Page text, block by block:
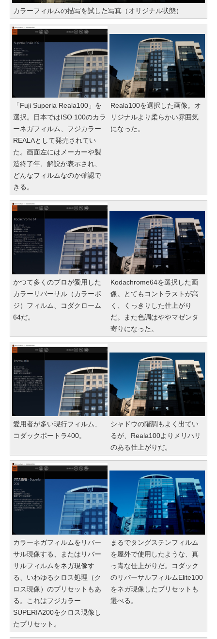
カラーフィルムの描写を試した写真（オリジナル状態）
「Fuji Superia Reala100」を
選択。日本ではISO 100のカラ
ーネガフィルム、フジカラー
REALAとして発売されてい
た。画面左にはメーカーや製
造終了年、解説が表示され、
どんなフィルムなのか確認で
きる。
Reala100を選択した画像。オ
リジナルより柔らかい雰囲気
になった。
かつて多くのプロが愛用した
カラーリバーサル（カラーポ
ジ）フィルム、コダクローム
64だ。
Kodachrome64を選択した画
像。とてもコントラストが高
く、くっきりした仕上がり
だ。また色調はややマゼンタ
寄りになった。
愛用者が多い現行フィルム、
コダックポートラ400。
シャドウの階調もよく出てい
るが、Reala100よりメリハリ
のある仕上がりだ。
カラーネガフィルムをリバー
サル現像する、またはリバー
サルフィルムをネガ現像す
る、いわゆるクロス処理（ク
ロス現像）のプリセットもあ
る。これはフジカラー
SUPERIA200をクロス現像し
たプリセット。
まるでタングステンフィルム
を屋外で使用したような、真
っ青な仕上がりだ。コダック
のリバーサルフィルムElite100
をネガ現像したプリセットも
選べる。